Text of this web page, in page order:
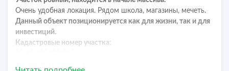
Очень удобная локация. Рядом школа, магазины, мечеть.
Данный объект позиционируется как для жизни, так и для
инвестиций.
Кадастровые номер участка: